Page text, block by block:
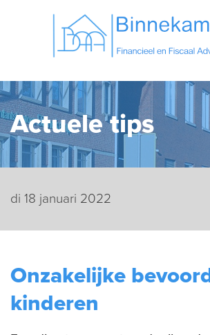
Actuele tips
di 18 januari 2022
Onzakelijke
kinderen